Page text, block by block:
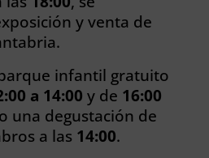
y venta de
infantil gratuito
a 14:00 y de 16:00
una degustación de
a las 14:00.